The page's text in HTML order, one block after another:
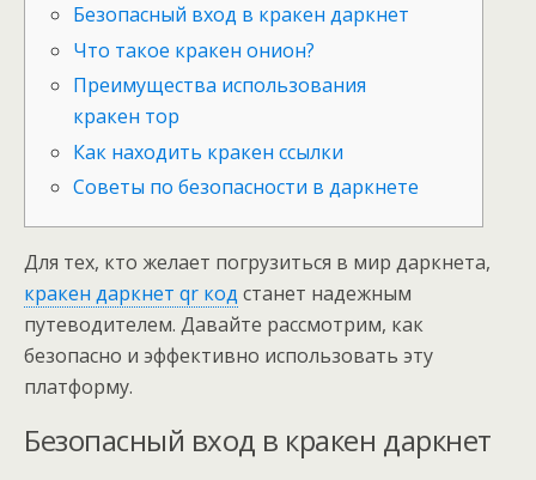
Безопасный вход в кракен даркнет
Что такое кракен онион?
Преимущества использования
кракен тор
Как находить кракен ссылки
Советы по безопасности в даркнете
Для тех, кто желает погрузиться в мир даркнета,
кракен даркнет qr код станет надежным
путеводителем. Давайте рассмотрим, как
безопасно и эффективно использовать эту
платформу.
Безопасный вход в кракен даркнет